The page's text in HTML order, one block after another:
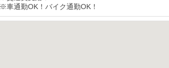
※車通勤OK！バイク通勤OK！